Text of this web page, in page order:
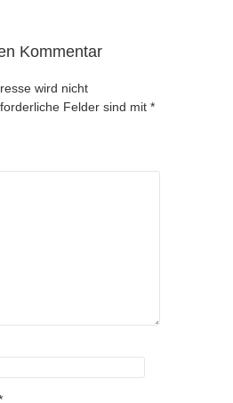
Kommentar
wird nicht
Felder sind mit *